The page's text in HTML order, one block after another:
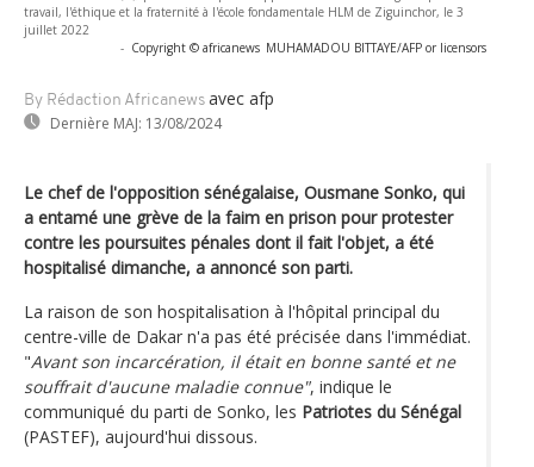
travail, l'éthique et la fraternité à l'école fondamentale HLM de Ziguinchor, le 3
juillet 2022
- Copyright © africanews MUHAMADOU BITTAYE/AFP or licensors
By Rédaction Africanews avec afp
Dernière MAJ: 13/08/2024
Le chef de l'opposition sénégalaise, Ousmane Sonko, qui
a entamé une grève de la faim en prison pour protester
contre les poursuites pénales dont il fait l'objet, a été
hospitalisé dimanche, a annoncé son parti.
La raison de son hospitalisation à l'hôpital principal du
centre-ville de Dakar n'a pas été précisée dans l'immédiat.
"Avant son incarcération, il était en bonne santé et ne
souffrait d'aucune maladie connue", indique le
communiqué du parti de Sonko, les Patriotes du Sénégal
(PASTEF), aujourd'hui dissous.